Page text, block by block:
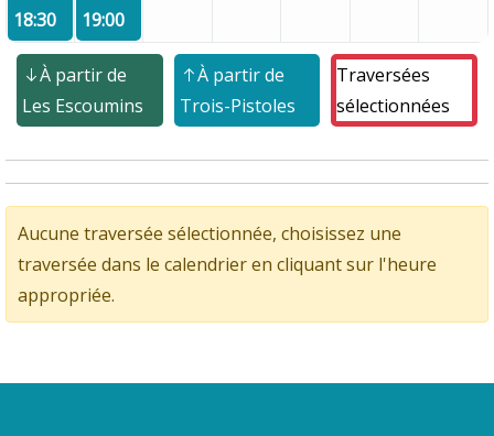
18:30 19:00
À partir de
Les Escoumins
À partir de
Trois-Pistoles
Traversées
sélectionnées
Aucune traversée sélectionnée, choisissez une
traversée dans le calendrier en cliquant sur l'heure
appropriée.